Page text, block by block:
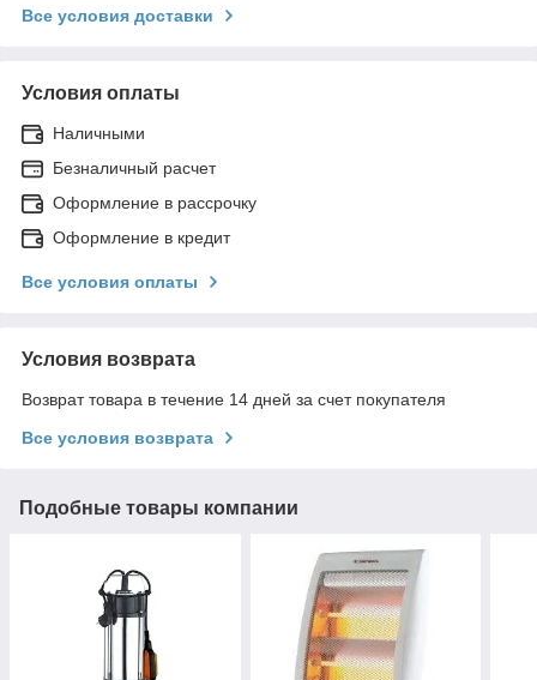
Все условия доставки
Условия оплаты
Наличными
Безналичный расчет
Оформление в рассрочку
Оформление в кредит
Все условия оплаты
Условия возврата
Возврат товара в течение 14 дней за счет покупателя
Все условия возврата
Подобные товары компании